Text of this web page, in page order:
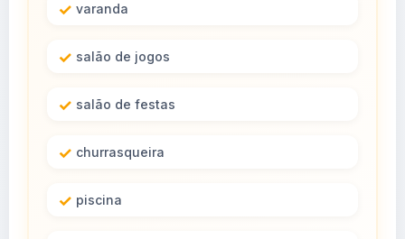
varanda
salão de jogos
salão de festas
churrasqueira
piscina